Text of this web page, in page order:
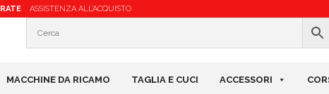
RATE ASSISTENZA ALL’ACQUISTO
MACCHINE DA RICAMO TAGLIA E CUCI ACCESSORI